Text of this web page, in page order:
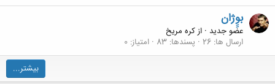
بوِِژان
عضو جدید · ازکره مریخ
ارسال ها 26 پسندها 83 امتیاز 0
بیشتر...